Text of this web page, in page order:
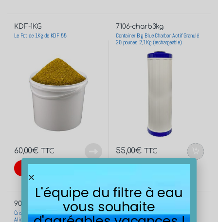
KDF-1KG
Le Pot de 1Kg de KDF 55
60,00€ TTC
7106-charb3kg
Container Big Blue Charbon Actif Granulé
20 pouces 2,1Kg (rechargeable)
55,00€ TTC
En stock
9000
Cristaux de Polyphosphate recharge
Alimentaire (vrac)
7101
Container Big blue 10 pouces(9”3/4)
cahrbon actif
L'équipe du filtre à eau
vous souhaite